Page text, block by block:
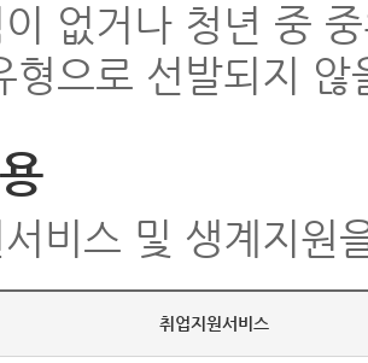
이 없거나 청년 중
으로 선발되지 않
비스 및 생계지원
취업지원서비스